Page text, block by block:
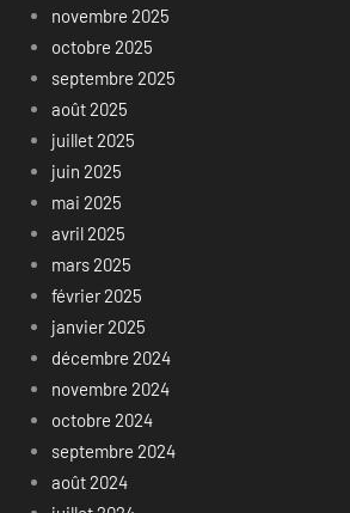
novembre 2025
octobre 2025
septembre 2025
août 2025
juillet 2025
juin 2025
mai 2025
avril 2025
mars 2025
février 2025
janvier 2025
décembre 2024
novembre 2024
octobre 2024
septembre 2024
août 2024